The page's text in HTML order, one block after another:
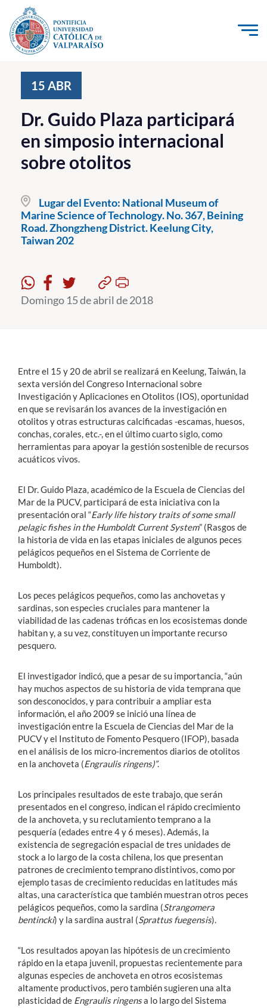
Click acá para ir directamente al contenido
Investigación, Creación e Innovación
PUCV Internacional
Vinculación con el Medio
Pregrado
Postgrado
Estudiantes
Alumni
English
15 ABR
Dr. Guido Plaza participará
en simposio internacional
sobre otolitos
Lugar del Evento: National Museum of
Marine Science of Technology. No. 367, Beining
Road. Zhongzheng District. Keelung City,
Taiwan 202
Domingo 15 de abril de 2018
Entre el 15 y 20 de abril se realizará en Keelung, Taiwán, la
sexta versión del Congreso Internacional sobre
Investigación y Aplicaciones en Otolitos (IOS), oportunidad
en que se revisarán los avances de la investigación en
otolitos y otras estructuras calcificadas -escamas, huesos,
conchas, corales, etc.-, en el último cuarto siglo, como
herramientas para apoyar la gestión sostenible de recursos
acuáticos vivos.
El Dr. Guido Plaza, académico de la Escuela de Ciencias del
Mar de la PUCV, participará de esta iniciativa con la
presentación oral “Early life history traits of some small
pelagic fishes in the Humboldt Current System” (Rasgos de
la historia de vida en las etapas iniciales de algunos peces
pelágicos pequeños en el Sistema de Corriente de
Humboldt).
Los peces pelágicos pequeños, como las anchovetas y
sardinas, son especies cruciales para mantener la
viabilidad de las cadenas tróficas en los ecosistemas donde
habitan y, a su vez, constituyen un importante recurso
pesquero.
El investigador indicó, que a pesar de su importancia, “aún
hay muchos aspectos de su historia de vida temprana que
son desconocidos, y para contribuir a ampliar esta
información, el año 2009 se inició una línea de
investigación entre la Escuela de Ciencias del Mar de la
PUCV y el Instituto de Fomento Pesquero (IFOP), basada
en el análisis de los micro-incrementos diarios de otolitos
en la anchoveta (Engraulis ringens)”.
Los principales resultados de este trabajo, que serán
presentados en el congreso, indican el rápido crecimiento
de la anchoveta, y su reclutamiento temprano a la
pesquería (edades entre 4 y 6 meses). Además, la
existencia de segregación espacial de tres unidades de
stock a lo largo de la costa chilena, los que presentan
patrones de crecimiento temprano distintivos, como por
ejemplo tasas de crecimiento reducidas en latitudes más
altas, una característica que también muestran otros peces
pelágicos pequeños, como la sardina (Strangomera
bentincki) y la sardina austral (Sprattus fuegensis).
“Los resultados apoyan las hipótesis de un crecimiento
rápido en la etapa juvenil, propuestas recientemente para
algunas especies de anchoveta en otros ecosistemas
altamente productivos, pero también sugieren una alta
plasticidad de Engraulis ringensa lo largo del Sistema